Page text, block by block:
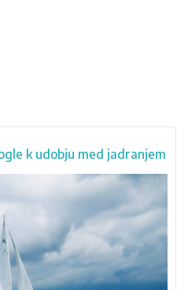
k udobju med jadranjem